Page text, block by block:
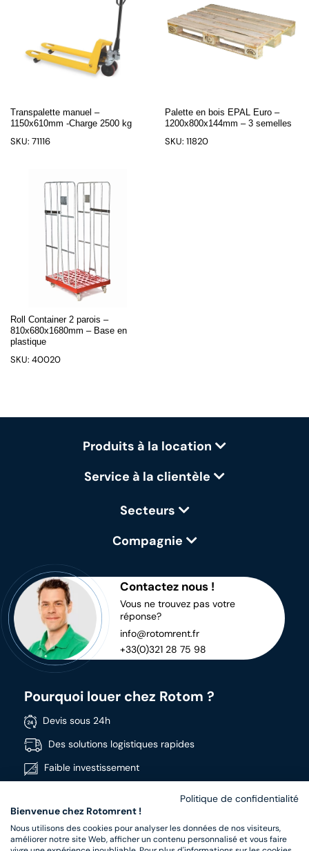
Transpalette manuel –
1150x610mm -Charge 2500 kg
SKU: 71116
Palette en bois EPAL Euro –
1200x800x144mm – 3 semelles
SKU: 11820
Roll Container 2 parois –
810x680x1680mm – Base en
plastique
SKU: 40020
Produits à la location
Service à la clientèle
Secteurs
Compagnie
Contactez nous !
Vous ne trouvez pas votre
réponse?
info@rotomrent.fr
+33(0)321 28 75 98
Pourquoi louer chez Rotom ?
Devis sous 24h
Des solutions logistiques rapides
Faible investissement
Large gamme
Produits de haute qualité
Politique de confidentialité
Bienvenue chez Rotomrent !
Nous utilisons des cookies pour analyser les données de nos visiteurs,
améliorer notre site Web, afficher un contenu personnalisé et vous faire